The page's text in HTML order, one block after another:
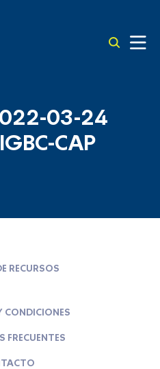
03-24
CAP
RECURSOS
CONDICIONES
FRECUENTES